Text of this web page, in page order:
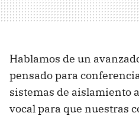
Hablamos de un
pensado para
sistemas de aislamiento
vocal para que nuestras